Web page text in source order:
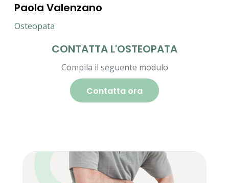
Paola Valenzano
Osteopata
CONTATTA L'OSTEOPATA
Compila il seguente modulo
Contatta ora